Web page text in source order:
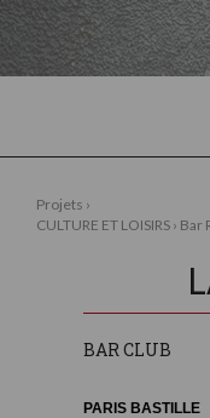
Projets ›
CULTURE ET LOISIRS › Bar
BAR CLUB
PARIS BASTILLE